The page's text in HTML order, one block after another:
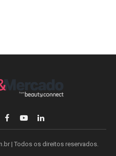
FacebookYouTubeLinkedIn
| Todos os direitos reservados.